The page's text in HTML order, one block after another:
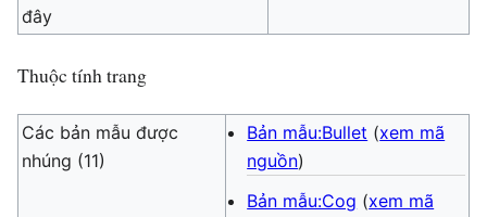
đây
Thuộc tính trang
Các bản mẫu được
nhúng (11)
Bản mẫu:Bullet (xem mã
nguồn)
Bản mẫu:Cog (xem mã